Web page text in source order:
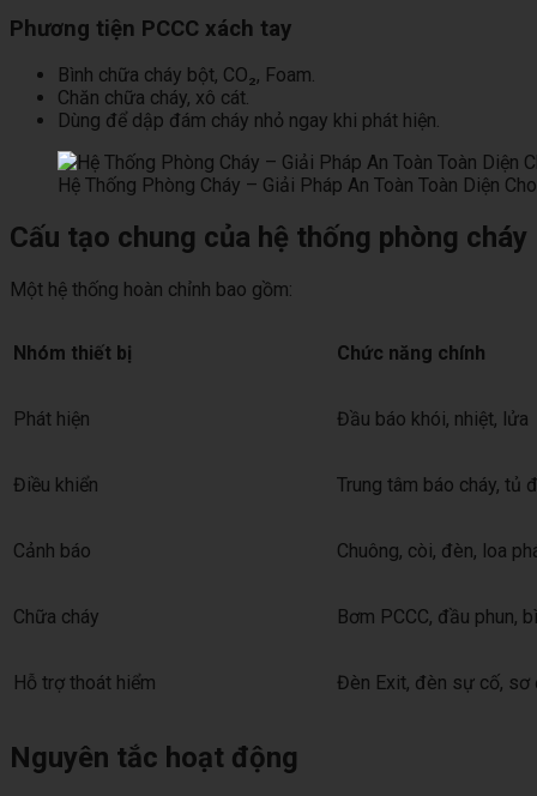
Phương tiện PCCC xách tay
Bình chữa cháy bột, CO₂, Foam.
Chăn chữa cháy, xô cát.
Dùng để dập đám cháy nhỏ ngay khi phát hiện.
Hệ Thống Phòng Cháy – Giải Pháp An Toàn Toàn Diện
Cấu tạo chung của hệ thống phòng cháy
Một hệ thống hoàn chỉnh bao gồm:
Nhóm thiết bị Chức năng chính
Phát hiện Đầu báo khói, nhiệt, lửa
Điều khiển Trung tâm báo cháy, tủ
Cảnh báo Chuông, còi, đèn, loa
Chữa cháy Bơm PCCC, đầu phun,
Hỗ trợ thoát hiểm Đèn Exit, đèn sự cố, sơ
Nguyên tắc hoạt động